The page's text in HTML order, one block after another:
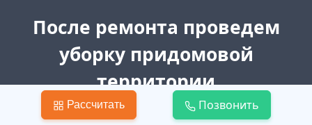
После ремонта проведем
уборку придомовой
территории
Вам не придется тратить силы и деньги на вывоз
Рассчитать Позвонить